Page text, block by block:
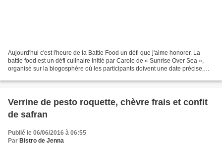
Aujourd'hui c'est l'heure de la Battle Food un défi que j'aime honorer. La
battle food est un défi culinaire initié par Carole de « Sunrise Over Sea »,
organisé sur la blogosphère où les participants doivent une date précise,
Verrine de pesto roquette, chèvre frais et confit
de safran
Publié le 06/06/2016 à 06:55
Par Bistro de Jenna